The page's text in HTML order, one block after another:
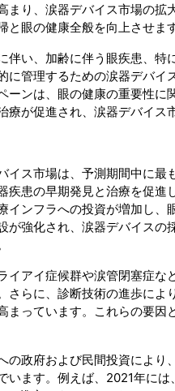
まり、涙器デバイス市場の
眼の健康全般を向上させます
伴い、加齢に伴う眼疾患、
に管理するための涙器デバ
ーンは、眼の健康の重要性
療が促進され、涙器デバイス
イス市場は、予測期間中に
疾患の早期発見と治療を促進
インフラへの投資が増加し
が強化され、涙器デバイス
イアイ症候群や涙管閉塞症
さらに、診断技術の進歩に
まっています。これらの要
の政府および民間投資によ
います。例えば、2021年に